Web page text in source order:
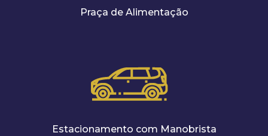
Praça de Alimentação
Estacionamento com Manobrista